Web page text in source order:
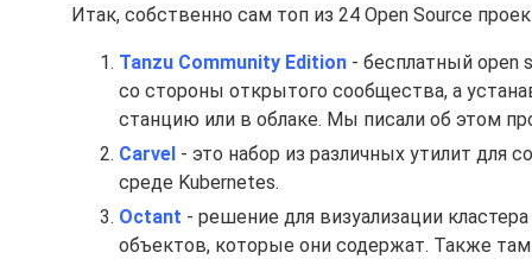
Итак, собственно сам топ из 24 Open Source
Tanzu Community Edition - бесплатный open
со стороны открытого сообщества, а
станцию или в облаке. Мы писали об этом
Carvel - это набор из различных утилит для
среде Kubernetes.
Octant - решение для визуализации
объектов, которые они содержат. Также